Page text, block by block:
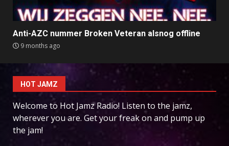
Anti-AZC nummer Broken Veteran alsnog offline
9 months ago
HOT JAMZ
Welcome to Hot Jamz Radio! Listen to the jamz,
wherever you are. Get your freak on and pump up
the jam!